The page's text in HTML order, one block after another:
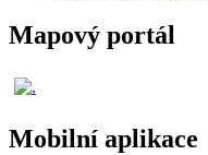
Mapový portál
Mobilní aplikace